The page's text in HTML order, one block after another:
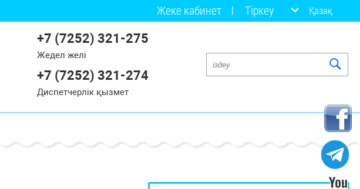
Жеке кабинет Тіркеу Қазақ
+7 (7252) 321-275
Жедел желі
+7 (7252) 321-274
Диспетчерлік қызмет